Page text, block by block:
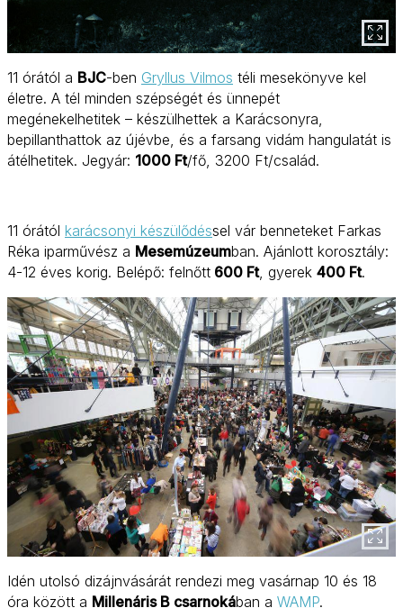
11 órától a BJC-ben Gryllus Vilmos téli mesekönyve kel
életre. A tél minden szépségét és ünnepét
megénekelhetitek – készülhettek a Karácsonyra,
bepillanthattok az újévbe, és a farsang vidám hangulatát is
átélhetitek. Jegyár: 1000 Ft/fő, 3200 Ft/család.
11 órától karácsonyi készülődéssel vár benneteket Farkas
Réka iparművész a Mesemúzeumban. Ajánlott korosztály:
4-12 éves korig. Belépő: felnőtt 600 Ft, gyerek 400 Ft.
Idén utolsó dizájnvásárát rendezi meg vasárnap 10 és 18
óra között a Millenáris B csarnokában a WAMP.